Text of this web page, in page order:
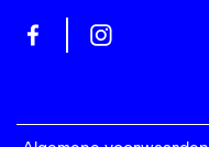
Gelrepas